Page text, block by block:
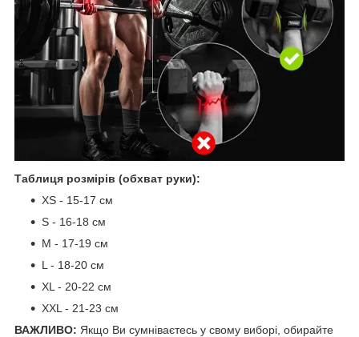
Таблиця розмірів (обхват руки):
XS - 15-17 см
S - 16-18 см
М - 17-19 см
L - 18-20 см
XL - 20-22 см
XXL - 21-23 см
ВАЖЛИВО: Якщо Ви сумніваєтесь у свому виборі, обирайте